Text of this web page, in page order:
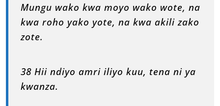
Mungu wako kwa moyo wako wote, na
kwa roho yako yote, na kwa akili zako
zote.
38 Hii ndiyo amri iliyo kuu, tena ni ya
kwanza.